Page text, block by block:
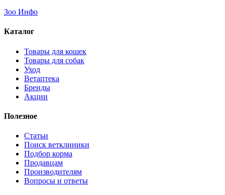
Зоо Инфо
Каталог
Товары для кошек
Товары для собак
Уход
Ветаптека
Бренды
Акции
Полезное
Статьи
Поиск ветклиники
Подбор корма
Продавцам
Производителям
Вопросы и ответы